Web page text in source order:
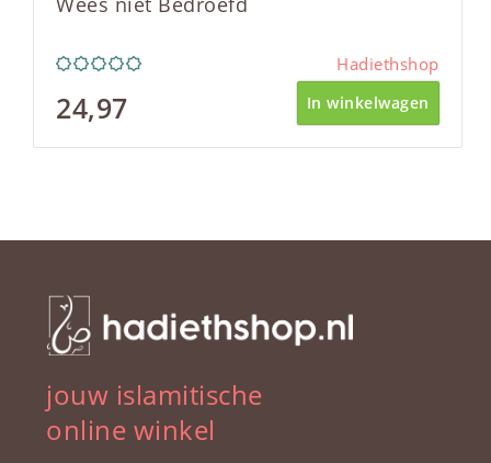
Hadiethshop
24,97 In winkelwagen
jouw islamitische
online winkel